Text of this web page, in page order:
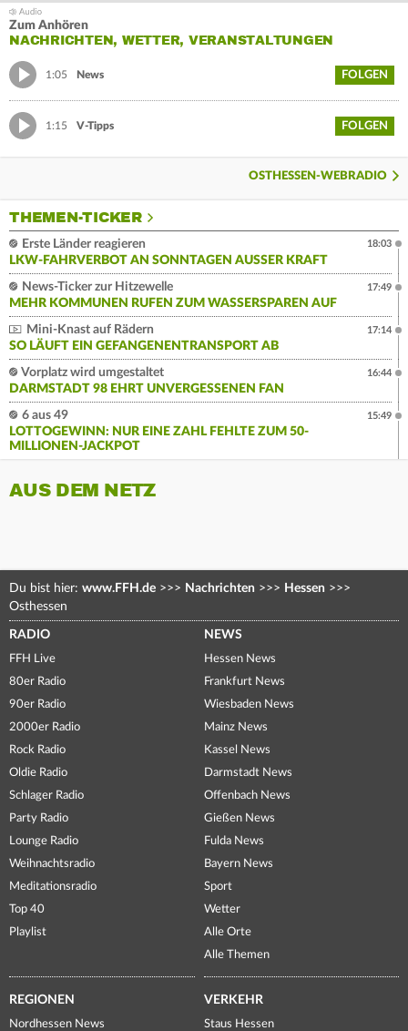
Zum Anhören
NACHRICHTEN, WETTER, VERANSTALTUNGEN
1:05 News FOLGEN
1:15 V-Tipps FOLGEN
OSTHESSEN-WEBRADIO
THEMEN-TICKER
Erste Länder reagieren
LKW-FAHRVERBOT AN SONNTAGEN AUSSER KRAFT
18:03
News-Ticker zur Hitzewelle
MEHR KOMMUNEN RUFEN ZUM WASSERSPAREN AUF
17:49
Mini-Knast auf Rädern
SO LÄUFT EIN GEFANGENENTRANSPORT AB
17:14
Vorplatz wird umgestaltet
DARMSTADT 98 EHRT UNVERGESSENEN FAN
16:44
6 aus 49
LOTTOGEWINN: NUR EINE ZAHL FEHLTE ZUM 50-
MILLIONEN-JACKPOT
15:49
AUS DEM NETZ
Du bist hier: www.FFH.de >>> Nachrichten >>> Hessen >>>
Osthessen
RADIO
FFH Live
80er Radio
90er Radio
2000er Radio
Rock Radio
Oldie Radio
Schlager Radio
Party Radio
Lounge Radio
Weihnachtsradio
Meditationsradio
Top 40
Playlist
NEWS
Hessen News
Frankfurt News
Wiesbaden News
Mainz News
Kassel News
Darmstadt News
Offenbach News
Gießen News
Fulda News
Bayern News
Sport
Wetter
Alle Orte
Alle Themen
REGIONEN
Nordhessen News
VERKEHR
Staus Hessen